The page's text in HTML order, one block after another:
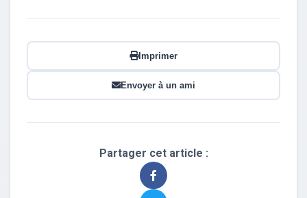
Imprimer
Envoyer à un ami
Partager cet article :